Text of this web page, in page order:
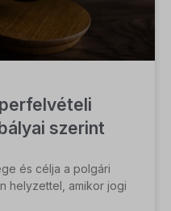
szerint
és célja a polgári
helyzettel, amikor jogi